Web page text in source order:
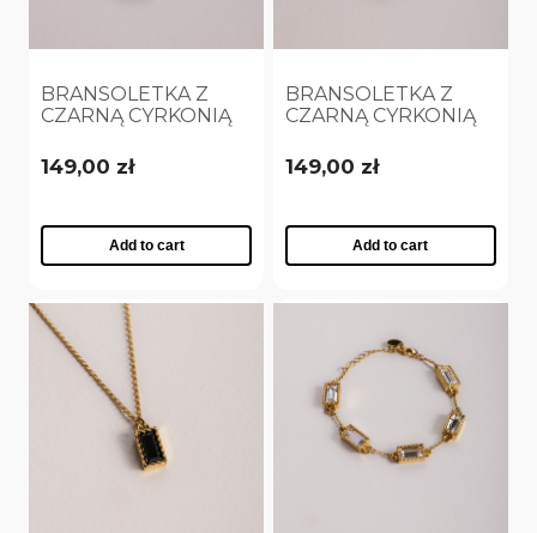
BRANSOLETKA Z
CZARNĄ CYRKONIĄ
(B25/VIC/01AG)
149,00 zł
Add to cart
BRANSOLETKA Z
CZARNĄ CYRKONIĄ
(B25/VIC/01AU)
149,00 zł
Add to cart